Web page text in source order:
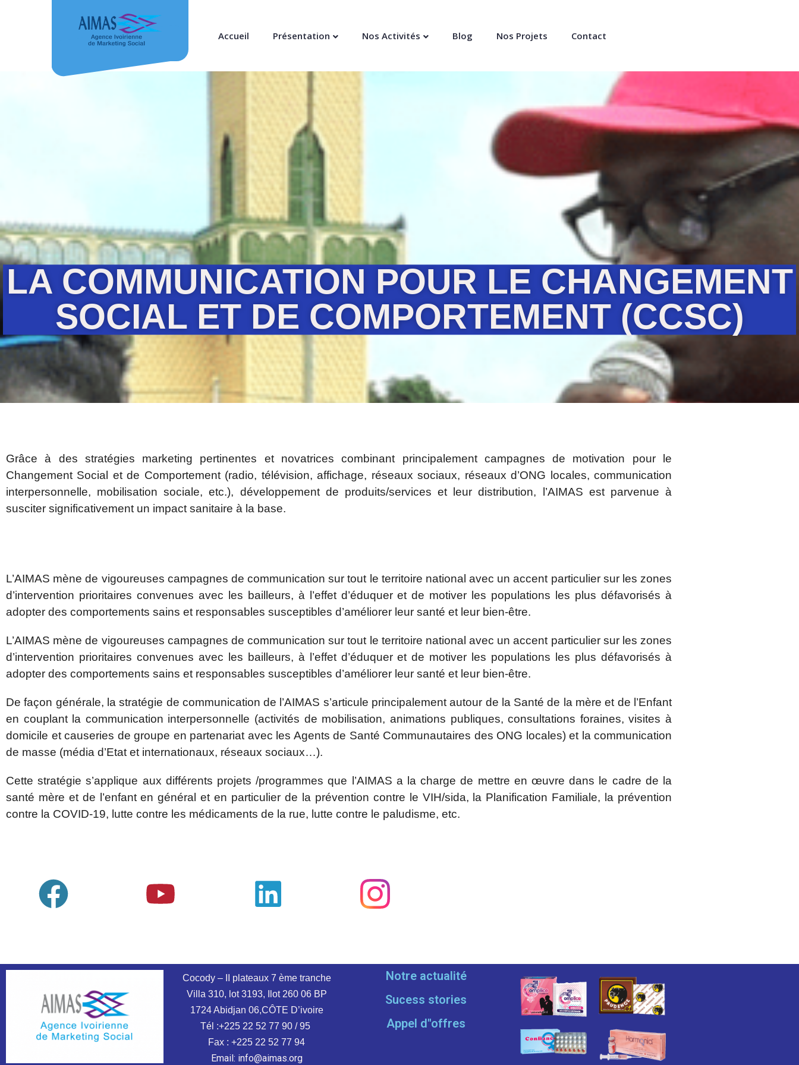
Accueil Présentation Nos Activités Blog Nos Projets Contact
LA COMMUNICATION POUR LE CHANGEMENT
SOCIAL ET DE COMPORTEMENT (CCSC)
Grâce à des stratégies marketing pertinentes et novatrices combinant principalement campagnes de motivation pour le
Changement Social et de Comportement (radio, télévision, affichage, réseaux sociaux, réseaux d’ONG locales, communication
interpersonnelle, mobilisation sociale, etc.), développement de produits/services et leur distribution, l’AIMAS est parvenue à
susciter significativement un impact sanitaire à la base.
L’AIMAS mène de vigoureuses campagnes de communication sur tout le territoire national avec un accent particulier sur les zones
d’intervention prioritaires convenues avec les bailleurs, à l’effet d’éduquer et de motiver les populations les plus défavorisés à
adopter des comportements sains et responsables susceptibles d’améliorer leur santé et leur bien-être.
L’AIMAS mène de vigoureuses campagnes de communication sur tout le territoire national avec un accent particulier sur les zones
d’intervention prioritaires convenues avec les bailleurs, à l’effet d’éduquer et de motiver les populations les plus défavorisés à
adopter des comportements sains et responsables susceptibles d’améliorer leur santé et leur bien-être.
De façon générale, la stratégie de communication de l’AIMAS s’articule principalement autour de la Santé de la mère et de l’Enfant
en couplant la communication interpersonnelle (activités de mobilisation, animations publiques, consultations foraines, visites à
domicile et causeries de groupe en partenariat avec les Agents de Santé Communautaires des ONG locales) et la communication
de masse (média d’Etat et internationaux, réseaux sociaux…).
Cette stratégie s’applique aux différents projets /programmes que l’AIMAS a la charge de mettre en œuvre dans le cadre de la
santé mère et de l’enfant en général et en particulier de la prévention contre le VIH/sida, la Planification Familiale, la prévention
contre la COVID-19, lutte contre les médicaments de la rue, lutte contre le paludisme, etc.
Cocody – II plateaux 7 ème tranche
Villa 310, lot 3193, Ilot 260 06 BP
1724 Abidjan 06,CÔTE D’ivoire
Tél :+225 22 52 77 90 / 95
Fax : +225 22 52 77 94
Email: info@aimas.org
Notre actualité
Sucess stories
Appel d''offres